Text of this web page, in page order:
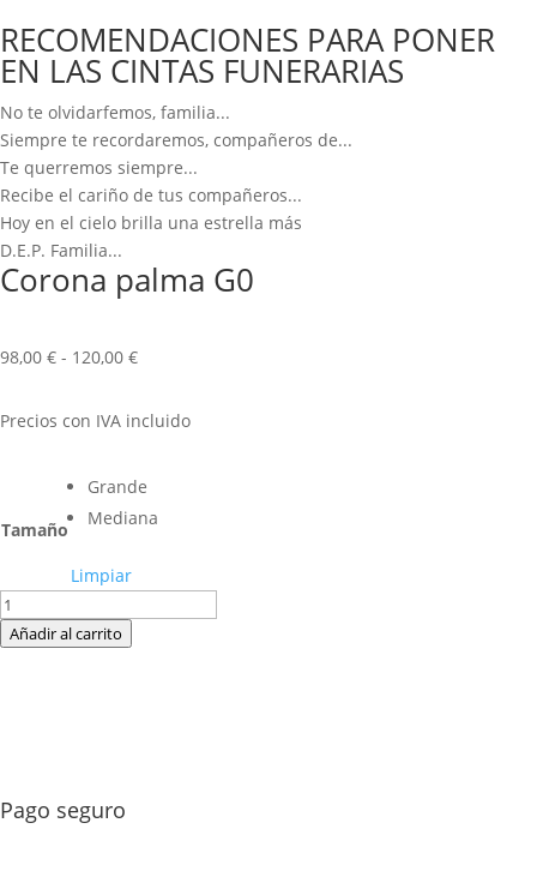
RECOMENDACIONES PARA PONER
EN LAS CINTAS FUNERARIAS
No te olvidarfemos, familia...
Siempre te recordaremos, compañeros de...
Te querremos siempre...
Recibe el cariño de tus compañeros...
Hoy en el cielo brilla una estrella más
D.E.P. Familia...
Corona palma G0
98,00 € - 120,00 €Rango
precios:
hasta
120,00 €
Precios con IVA incluido
Tamaño
Grande
Mediana
Limpiar
Corona
palma
Añadir al carrito
Pago seguro